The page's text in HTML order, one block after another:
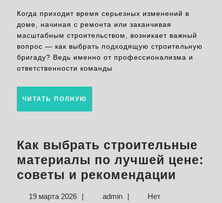
и
важные
критерии
отбора
Когда приходит время серьезных изменений в
доме, начиная с ремонта или заканчивая
масштабным строительством, возникает важный
вопрос — как выбрать подходящую строительную
бригаду? Ведь именно от профессионализма и
ответственности команды
ЧИТАТЬ ПОЛНУЮ
Как выбрать строительные
материалы по лучшей цене:
советы и рекомендации
19 марта 202619| adminadmin
|
Нет